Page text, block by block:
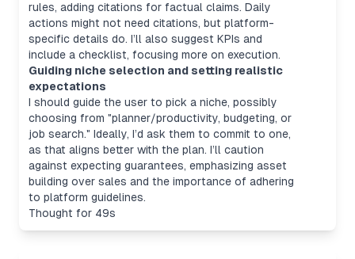
rules, adding citations for factual claims. Daily
actions might not need citations, but platform-
specific details do. I’ll also suggest KPIs and
include a checklist, focusing more on execution.
Guiding niche selection and setting realistic
expectations
I should guide the user to pick a niche, possibly
choosing from "planner/productivity, budgeting, or
job search." Ideally, I’d ask them to commit to one,
as that aligns better with the plan. I’ll caution
against expecting guarantees, emphasizing asset
building over sales and the importance of adhering
to platform guidelines.
Thought for 49s